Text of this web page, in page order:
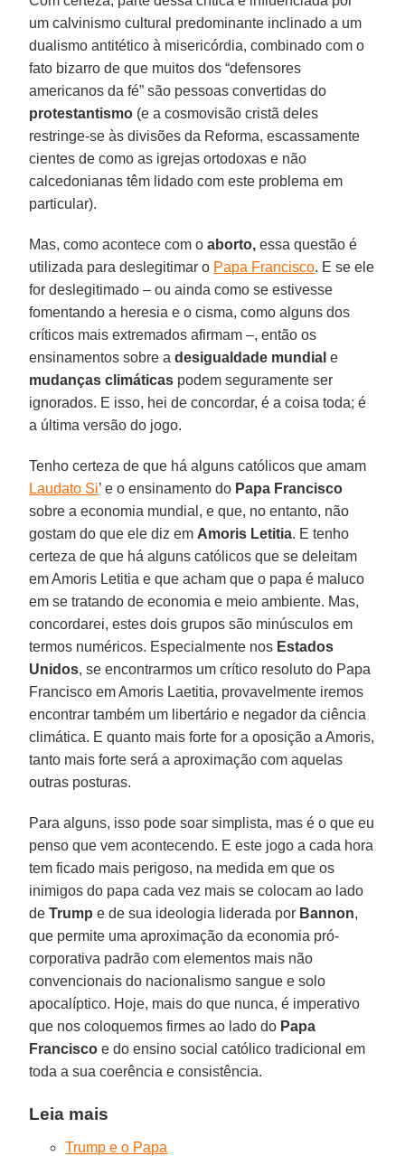
um calvinismo cultural predominante inclinado a um
dualismo antitético à misericórdia, combinado com o
fato bizarro de que muitos dos “defensores
americanos da fé” são pessoas convertidas do
protestantismo (e a cosmovisão cristã deles
restringe-se às divisões da Reforma, escassamente
cientes de como as igrejas ortodoxas e não
calcedonianas têm lidado com este problema em
particular).
Mas, como acontece com oaborto, essa questão é
utilizada para deslegitimar o Papa Francisco. E se ele
for deslegitimado – ou ainda como se estivesse
fomentando a heresia e o cisma, como alguns dos
críticos mais extremados afirmam –, então os
ensinamentos sobre adesigualdade mundial e
mudanças climáticas podem seguramente ser
ignorados. E isso, hei de concordar, é a coisa toda; é
a última versão do jogo.
Tenho certeza de que há alguns católicos que amam
Laudato Si’ e o ensinamento do Papa Francisco
sobre a economia mundial, e que, no entanto, não
gostam do que ele diz em Amoris Letitia. E tenho
certeza de que há alguns católicos que se deleitam
em Amoris Letitia e que acham que o papa é maluco
em se tratando de economia e meio ambiente. Mas,
concordarei, estes dois grupos são minúsculos em
termos numéricos. Especialmente nos Estados
Unidos, se encontrarmos um crítico resoluto do Papa
Francisco em Amoris Laetitia, provavelmente iremos
encontrar também um libertário e negador da ciência
climática. E quanto mais forte for a oposição a Amoris,
tanto mais forte será a aproximação com aquelas
outras posturas.
Para alguns, isso pode soar simplista, mas é o que eu
penso que vem acontecendo. E este jogo a cada hora
tem ficado mais perigoso, na medida em que os
inimigos do papa cada vez mais se colocam ao lado
deTrump e de sua ideologia liderada por Bannon,
que permite uma aproximação da economia pró-
corporativa padrão com elementos mais não
convencionais do nacionalismo sangue e solo
apocalíptico. Hoje, mais do que nunca, é imperativo
que nos coloquemos firmes ao lado do Papa
Francisco e do ensino social católico tradicional em
toda a sua coerência e consistência.
Leia mais
Trump e o Papa